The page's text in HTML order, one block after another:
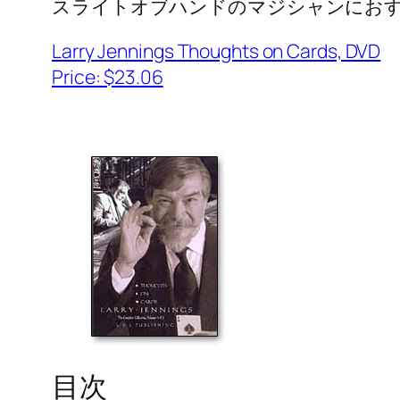
スライトオブハンドのマジシャンにお
Larry Jennings Thoughts on Cards, DVD
Price: $23.06
目次